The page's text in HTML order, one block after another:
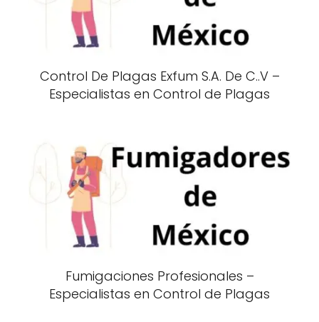
Control De Plagas Exfum S.A. De C..V –
Especialistas en Control de Plagas
Fumigaciones Profesionales –
Especialistas en Control de Plagas